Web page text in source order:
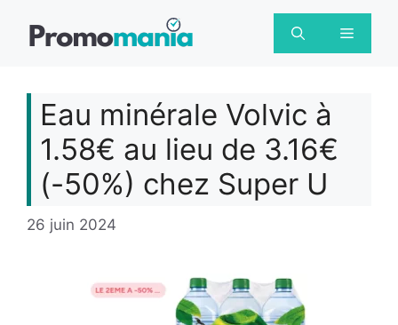
Menu
Eau minérale Volvic à
1.58€ au lieu de 3.16€
(-50%) chez Super U
26 juin 2024